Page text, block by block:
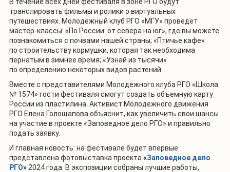
транслировать фильмы и ролики о виртуальных
путешествиях. Молодежный клуб РГО «МГУ» проведет
мастер-классы: «По России: от севера на юг», где вы можете
познакомиться с почвами нашей страны; «Птичье кафе»
по строительству кормушки, которая так необходима
пернатым в зимнее время; «Узнай из тысячи»
по определению некоторых видов растений.
Вместе с представителями Молодежного клуба РГО «Школа
№ 1574» гости фестиваля смогут создать объемную карту
России из пластилина. Активист Молодежного движения
РГО Елена Голощапова объяснит, как увеличить свои шансы
на участие в проекте «Заповедное дело РГО» и правильно
подать заявку.
И главная новость: на фестивале будет впервые
представлена фотовыставка проекта «Заповедное дело
РГО» 2024 года. В экспозиции собраны лучшие работы,